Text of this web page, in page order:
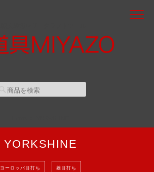
YORKSHINE
ヨーロッパ目打ち 菱目打ち